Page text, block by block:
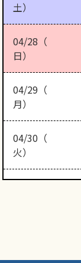
土）
04/28（
日）
04/29（
月）
04/30（
火）